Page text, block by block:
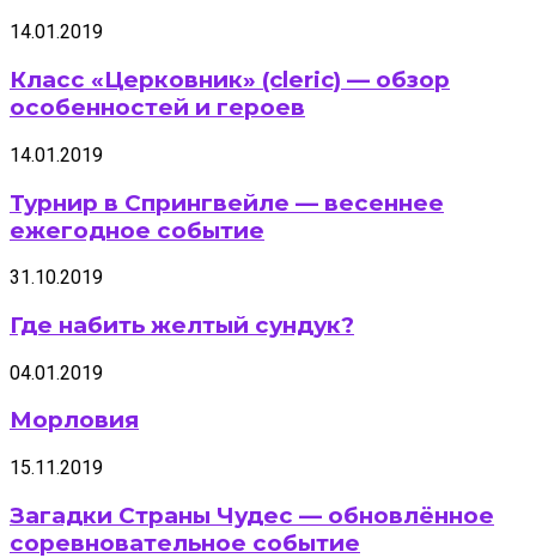
14.01.2019
Класс «Церковник» (cleric) — обзор
особенностей и героев
14.01.2019
Турнир в Спрингвейле — весеннее
ежегодное событие
31.10.2019
Где набить желтый сундук?
04.01.2019
Морловия
15.11.2019
Загадки Страны Чудес — обновлённое
соревновательное событие